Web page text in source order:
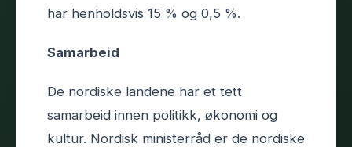
har henholdsvis 15 % og 0,5 %.
Samarbeid
De nordiske landene har et tett
samarbeid innen politikk, økonomi og
kultur. Nordisk ministerråd er de nordiske